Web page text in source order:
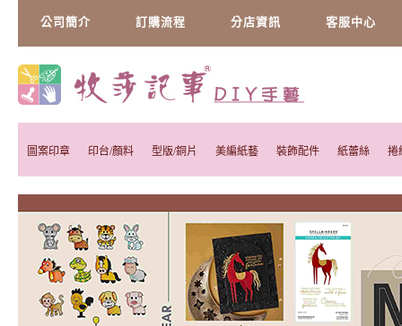
公司簡介 訂購流程 分店資訊 客服中心
圖案印章 印台/顏料 型版/銅片 美編紙藝 裝飾配件 紙蕾絲 捲